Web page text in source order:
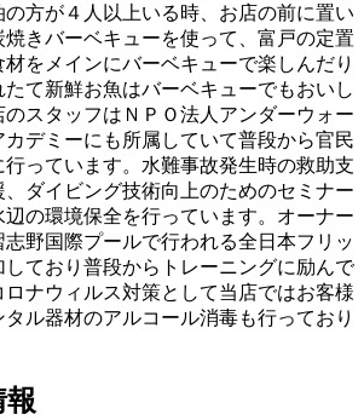
の方が４人以上いる時、お店の前に置い
きバーベキューを使って、富戸の定置
をメインにバーベキューで楽しんだり
たて新鮮お魚はバーベキューでもおいし
スタッフはＮＰＯ法人アンダーウォー
カデミーにも所属していて普段から官民
っています。水難事故発生時の救助支
ダイビング技術向上のためのセミナー
辺の環境保全を行っています。オーナー
野国際プールで行われる全日本フリッ
ており普段からトレーニングに励んで
ナウィルス対策として当店ではお客様
ル器材のアルコール消毒も行っており
報